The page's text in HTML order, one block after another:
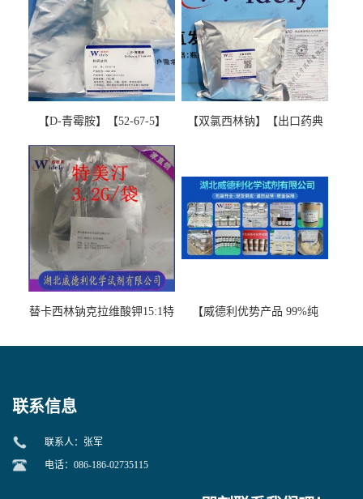
【D-青霉胺】【52-67-5】
图谱检测方法现货供应咨询
张军52-67-5
【双氯西林钠】【出口药典
替卡西林钠克拉维酸钾15:1特
【威德利优势产品 99%纯
联系信息
联系人：张军
电话：086-186-02735115